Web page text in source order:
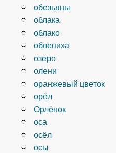
обезьяны
облака
облако
облепиха
озеро
олени
оранжевый цветок
орёл
Орлёнок
оса
осёл
осы